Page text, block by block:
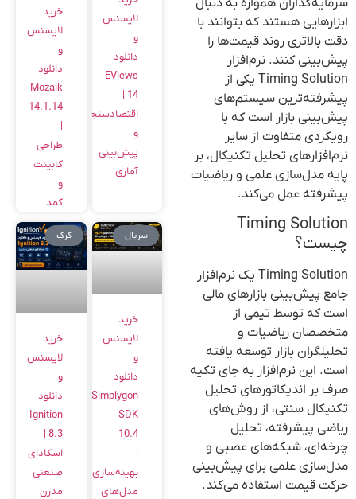
ابزارهایی هستند که بتوانند با
دقت بالاتری روند قیمت‌ها را
پیش‌بینی کنند. نرم‌افزار
Timing Solution یکی از
پیشرفته‌ترین سیستم‌های
پیش‌بینی بازار است که با
رویکردی متفاوت از سایر
نرم‌افزارهای تحلیل تکنیکال، بر
پایه مدل‌سازی علمی و ریاضیات
پیشرفته عمل می‌کند.
Timing Solution
چیست؟
Timing Solution یک نرم‌افزار
جامع پیش‌بینی بازارهای مالی
است که توسط تیمی از
متخصصان ریاضیات و
تحلیلگران بازار توسعه یافته
است. این نرم‌افزار به جای تکیه
صرف بر اندیکاتورهای تحلیل
تکنیکال سنتی، از روش‌های
ریاضی پیشرفته، تحلیل
چرخه‌ای، شبکه‌های عصبی و
مدل‌سازی علمی برای پیش‌بینی
حرکت قیمت استفاده می‌کند.
لایسنس
و
دانلود
EViews
اقتصادسنجی
و
پیش‌بینی
آماری
خرید
لایسنس
و
دانلود
Mozaik
14.1.14
طراحی
کابینت
و
کمد
سریال
خرید
لایسنس
و
دانلود
Simplygon
SDK
10.4
بهینه‌سازی
مدل‌های
کرک
خرید
لایسنس
و
دانلود
Ignition
اسکادای
صنعتی
مدرن